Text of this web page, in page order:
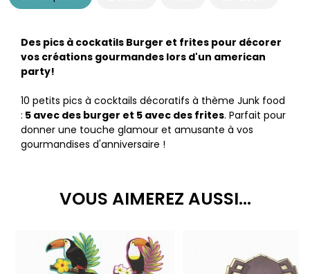
Des pics à cockatils Burger et frites pour décorer
vos créations gourmandes lors d'un american
party!
10 petits pics à cocktails décoratifs à thème Junk food
: 5 avec des burger et 5 avec des frites. Parfait pour
donner une touche glamour et amusante à vos
gourmandises d'anniversaire !
VOUS AIMEREZ AUSSI...